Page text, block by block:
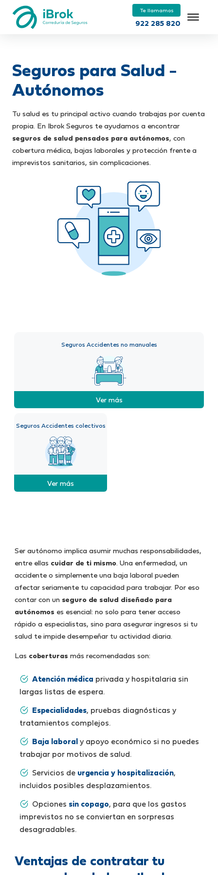
Te llamamos
922 285 820
Seguros para Salud -
Autónomos
Tu salud es tu principal activo cuando trabajas por cuenta
propia. En Ibrok Seguros te ayudamos a encontrar
seguros de salud pensados para autónomos, con
cobertura médica, bajas laborales y protección frente a
imprevistos sanitarios, sin complicaciones.
Seguros Accidentes no manuales
Ver más
Seguros Accidentes colectivos
Ver más
Ser autónomo implica asumir muchas responsabilidades,
entre ellas cuidar de ti mismo. Una enfermedad, un
accidente o simplemente una baja laboral pueden
afectar seriamente tu capacidad para trabajar. Por eso
contar con un seguro de salud diseñado para
autónomos es esencial: no solo para tener acceso
rápido a especialistas, sino para asegurar ingresos si tu
salud te impide desempeñar tu actividad diaria.
Las coberturas más recomendadas son:
Atención médica privada y hospitalaria sin
largas listas de espera.
Especialidades, pruebas diagnósticas y
tratamientos complejos.
Baja laboral
y apoyo económico si no puedes
trabajar por motivos de salud.
Servicios de urgencia y hospitalización,
incluidos posibles desplazamientos.
Opciones sin copago, para que los gastos
imprevistos no se conviertan en sorpresas
desagradables.
Ventajas de contratar tu